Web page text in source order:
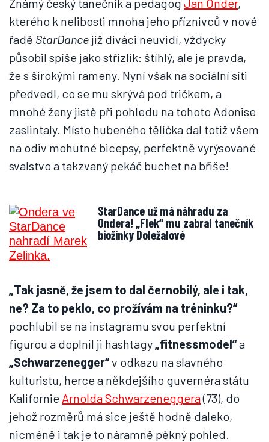
Známý český tanečník a pedagog Jan Onder,
kterého k nelibosti mnoha jeho příznivců v nové
řadě StarDance již diváci neuvidí, vždycky
působil spíše jako střízlík: štíhlý, ale je pravda,
že s širokými rameny. Nyní však na sociální síti
předvedl, co se mu skrývá pod tričkem, a
mnohé ženy jistě při pohledu na tohoto Adonise
zaslintaly. Místo hubeného tělíčka dal totiž všem
na odiv mohutné bicepsy, perfektně vyrýsované
svalstvo a takzvaný pekáč buchet na břiše!
StarDance už má náhradu za
Ondera! „Flek“ mu zabral tanečník
biožínky Doležalové
„Tak jasně, že jsem to dal černobílý, ale i tak,
ne? Za to peklo, co prožívám na tréninku?“
pochlubil se na instagramu svou perfektní
figurou a doplnil ji hashtagy„fitnessmodel“a
„Schwarzenegger“v odkazu na slavného
kulturistu, herce a někdejšího guvernéra státu
Kalifornie Arnolda Schwarzeneggera(73), do
jehož rozměrů má sice ještě hodně daleko,
nicméně i tak je to náramně pěkný pohled.